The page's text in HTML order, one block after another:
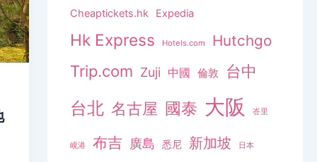
Cheaptickets.hk Expedia
Hk Express Hotels.com Hutchgo
Trip.com Zuji 中國 倫敦 台中
台北 名古屋 國泰 大阪 峇里
峴港 布吉 廣島 悉尼 新加坡 日本